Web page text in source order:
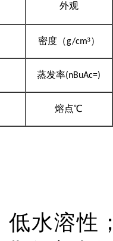
外观
密度（g/cm³）
蒸发率(nBuAc=)
熔点℃
低水溶性